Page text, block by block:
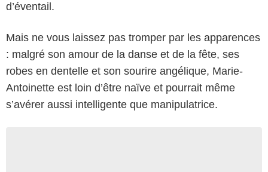
d’éventail.
Mais ne vous laissez pas tromper par les apparences
: malgré son amour de la danse et de la fête, ses
robes en dentelle et son sourire angélique, Marie-
Antoinette est loin d’être naïve et pourrait même
s’avérer aussi intelligente que manipulatrice.